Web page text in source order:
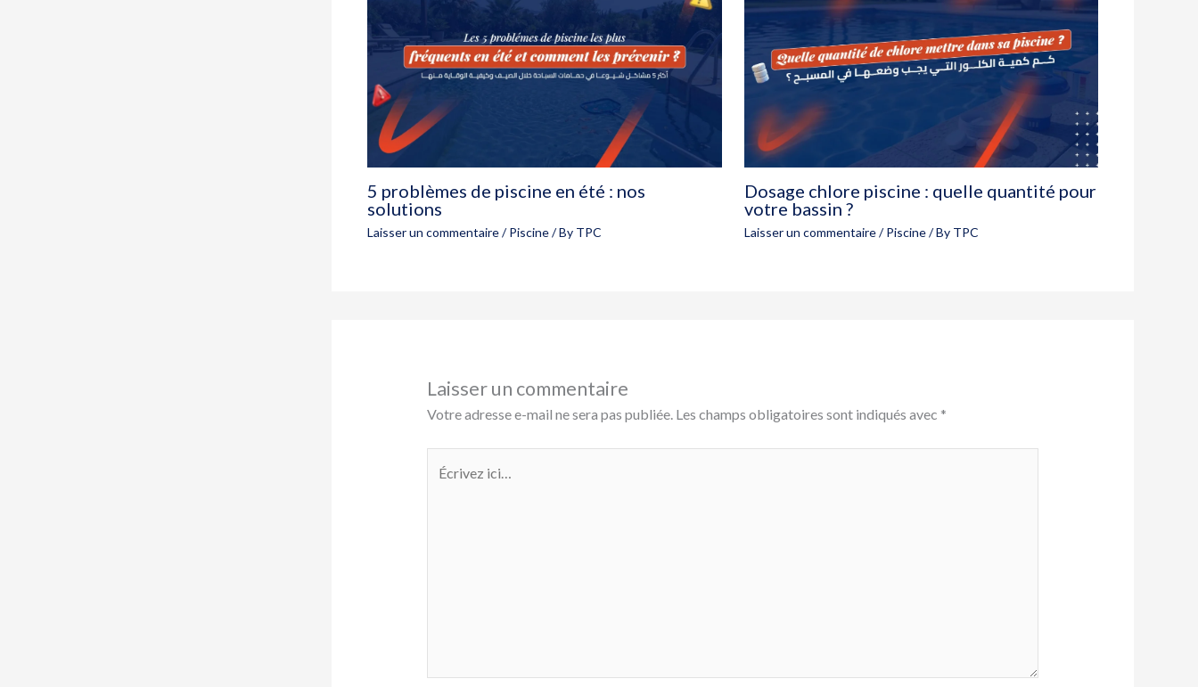
5 problèmes de piscine en été : nos
solutions
Laisser un commentaire/Piscine/ By TPC
Dosage chlore piscine : quelle quantité pour
votre bassin ?
Laisser un commentaire /Piscine/ By TPC
Laisser un commentaire
Votre adresse e-mail ne sera pas publiée. Les champs obligatoires sont indiqués avec *